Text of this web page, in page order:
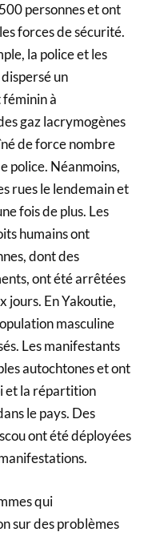
personnes et ont
forces de sécurité.
la police et les
un
à
gaz lacrymogènes
de force nombre
police. Néanmoins,
rues le lendemain et
fois de plus. Les
humains ont
dont des
ont été arrêtées
jours. En Yakoutie,
masculine
Les manifestants
autochtones et ont
et la répartition
le pays. Des
ont été déployées
qui
sur des problèmes